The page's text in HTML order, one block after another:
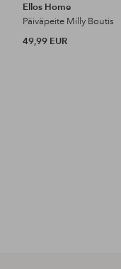
Ellos Home
Päiväpeite Milly Boutis
49,99 EUR